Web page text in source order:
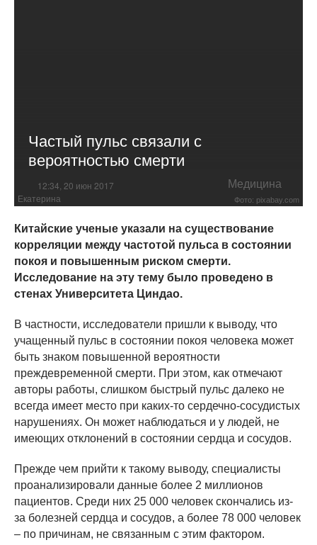
Частый пульс связали с
вероятностью смерти
12:34, 20 июн 2017 Медицина
Екатерина Фото: pixabay.com
Китайские ученые указали на существование
корреляции между частотой пульса в состоянии
покоя и повышенным риском смерти.
Исследование на эту тему было проведено в
стенах Университета Циндао.
В частности, исследователи пришли к выводу, что
учащенный пульс в состоянии покоя человека может
быть знаком повышенной вероятности
преждевременной смерти. При этом, как отмечают
авторы работы, слишком быстрый пульс далеко не
всегда имеет место при каких-то сердечно-сосудистых
нарушениях. Он может наблюдаться и у людей, не
имеющих отклонений в состоянии сердца и сосудов.
Прежде чем прийти к такому выводу, специалисты
проанализировали данные более 2 миллионов
пациентов. Среди них 25 000 человек скончались из-
за болезней сердца и сосудов, а более 78 000 человек
– по причинам, не связанным с этим фактором.